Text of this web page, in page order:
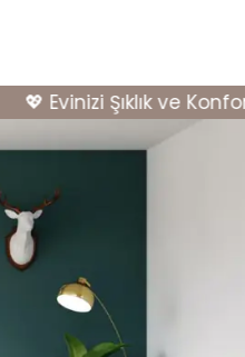
💖 Evinizi Şıklık ve